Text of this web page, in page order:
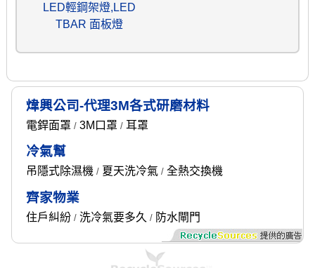
LED輕鋼架燈,LED
TBAR 面板燈
煒興公司-代理3M各式研磨材料
電銲面罩/ 3M口罩/ 耳罩
冷氣幫
吊隱式除濕機/ 夏天洗冷氣/ 全熱交換機
齊家物業
住戶糾紛/ 洗冷氣要多久 / 防水閘門